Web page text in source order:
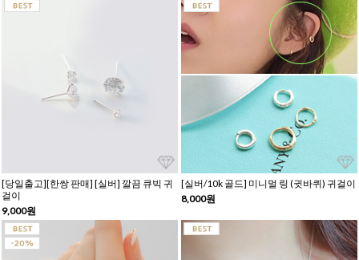
[당일출고][한쌍 판매] [실버] 깔끔 큐빅 귀
걸이
9,000원
[실버/10k 골드] 미니멀 링 (귓바퀴) 귀걸이
8,000원